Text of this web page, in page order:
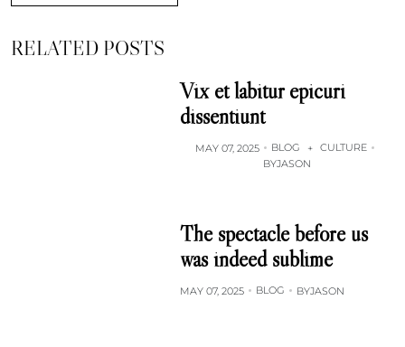
RELATED POSTS
Vix et labitur epicuri
dissentiunt
MAY 07, 2025 BLOG + CULTURE
BYJASON
The spectacle before us
was indeed sublime
MAY 07, 2025 BLOG BYJASON